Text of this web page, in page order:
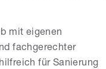
mit eigenen
fachgerechter
für Sanierung